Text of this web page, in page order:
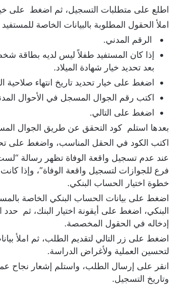
اطلع على متطلبات التسجيل، ثم اضغط على
املأ الحقول المطلوبة بالبيانات الخاصة
الرقم المدني.
إذا كان المستفيد طفلاً ليس لديه بطاقة
بعد تحديد خيار شهادة الميلاد.
اضغط على خيار تحديد تاريخ انتهاء صلاحية
اكتب رقم الجوال المسجل في الأحوال
اضغط على التالي.
بعدها استلم كود التحقق عن طريق الجوال
اكتب الكود في الحقل المناسب، واضغط على
عند عدم تسجيل واقعة الوفاة تظهر رسالة
فرع للجوازات لتسجيل واقعة الوفاة”، وإذا كانت
خطوة اختيار الحساب البنكي.
اضغط على بيانات الحساب البنكي الخاصة
البنكي، اضغط على أيقونة اختيار البنك، ثم
إدخاله في الحقول المخصصة.
اضغط على زر التالي لتقديم الطلب، ثم املأ
لتحسين العملية ولأغراض الدراسة.
انقر على إرسال الطلب، واستلم إشعار نجاح
وتاريخ التسجيل.